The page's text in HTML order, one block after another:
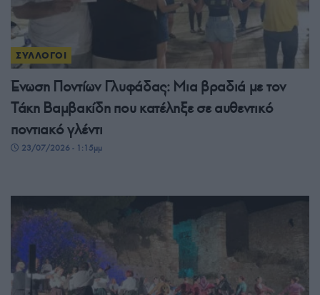
ΣΥΛΛΟΓΟΙ
Ένωση Ποντίων Γλυφάδας: Μια βραδιά με τον
Τάκη Βαμβακίδη που κατέληξε σε αυθεντικό
ποντιακό γλέντι
23/07/2026 - 1:15μμ